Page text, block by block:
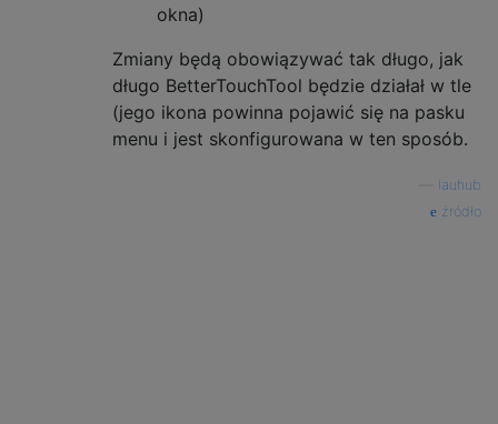
okna)
Zmiany będą obowiązywać tak długo, jak
długo BetterTouchTool będzie działał w tle
(jego ikona powinna pojawić się na pasku
menu i jest skonfigurowana w ten sposób.
lauhub
źródło